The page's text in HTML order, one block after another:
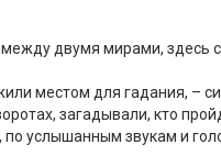
двумя мирами, здесь
местом для гадания, –
загадывали, кто
по услышанным звукам и